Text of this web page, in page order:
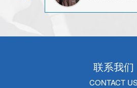
联系我们
CONTACT